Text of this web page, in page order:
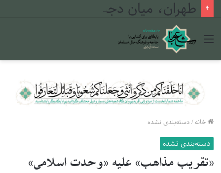
طهران، میان دجله و فرات
منو
خانه/دسته‌بندی نشده
دسته‌بندی نشده
«تقریب مذاهب» علیه «وحدت اسلامی»